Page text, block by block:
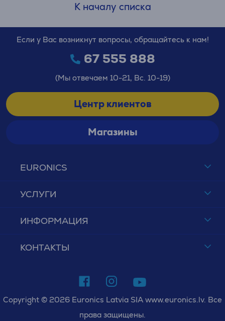
К началу списка
EURONICS
УСЛУГИ
ИНФОРМАЦИЯ
КОНТАКТЫ
Если у Вас возникнут вопросы, обращайтесь к нам!
67 555 888
(Мы отвечаем 10-21, Вс. 10-19)
Центр клиентов
Магазины
Copyright © 2026 Euronics Latvia SIA www.euronics.lv. Все
права защищены.